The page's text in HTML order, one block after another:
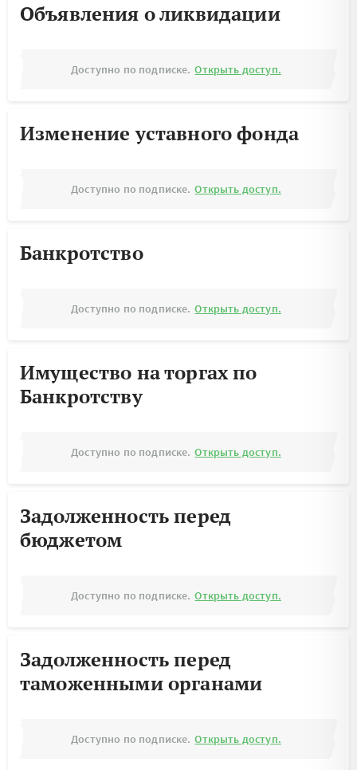
Объявления о ликвидации
Доступно по подписке. Открыть доступ.
Изменение уставного фонда
Доступно по подписке. Открыть доступ.
Банкротство
Доступно по подписке. Открыть доступ.
Имущество на торгах по
Банкротству
Доступно по подписке. Открыть доступ.
Задолженность перед
бюджетом
Доступно по подписке. Открыть доступ.
Задолженность перед
таможенными органами
Доступно по подписке. Открыть доступ.